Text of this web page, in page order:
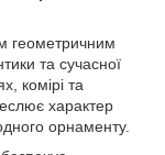
геометричним
та сучасної
комірі та
характер
орнаменту.